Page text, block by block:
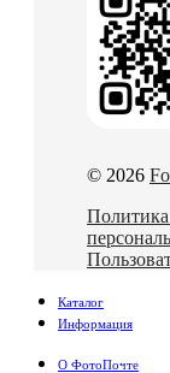
© 2026
Каталог
Информация
О ФотоПочте